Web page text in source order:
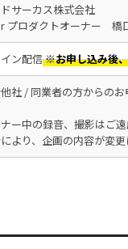
サーカス株式会社
プロダクトオーナー 橋
ン配信※お申し込み後
社 / 同業者の方からのお
ー中の録音、撮影はご遠
より、企画の内容が変更